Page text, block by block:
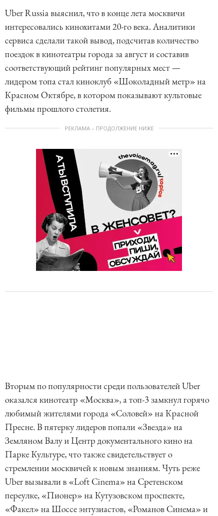
Uber Russia выяснил, что в конце лета москвичи
интересовались кинохитами 20-го века. Аналитики
сервиса сделали такой вывод, подсчитав количество
поездок в кинотеатры города за август и составив
соответствующий рейтинг популярных мест —
лидером топа стал киноклуб «Шоколадный метр» на
Красном Октябре, в котором показывают культовые
фильмы прошлого столетия.
РЕКЛАМА – ПРОДОЛЖЕНИЕ НИЖЕ
Вторым по популярности среди пользователей Uber
оказался кинотеатр «Москва», а топ-3 замкнул горячо
любимый жителями города «Соловей» на Красной
Пресне. В пятерку лидеров попали «Звезда» на
Земляном Валу и Центр документального кино на
Парке Культуре, что также свидетельствует о
стремлении москвичей к новым знаниям. Чуть реже
Uber вызывали в «Loft Cinema» на Сретенском
переулке, «Пионер» на Кутузовском проспекте,
«Факел» на Шоссе энтузиастов, «Романов Синема» и